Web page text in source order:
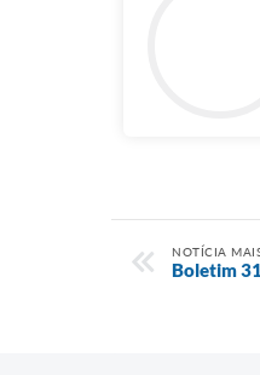
NOTÍCIA
Boletim